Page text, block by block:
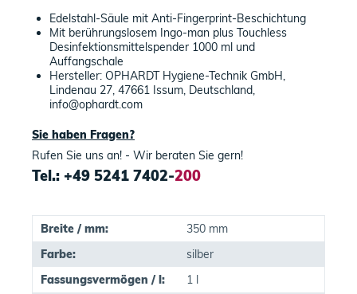
Edelstahl-Säule mit Anti-Fingerprint-Beschichtung
Mit berührungslosem Ingo-man plus Touchless
Desinfektionsmittelspender 1000 ml und
Auffangschale
Hersteller: OPHARDT Hygiene-Technik GmbH,
Lindenau 27, 47661 Issum, Deutschland,
info@ophardt.com
Sie haben Fragen?
Rufen Sie uns an! - Wir beraten Sie gern!
Tel.: +49 5241 7402-200
Breite / mm:
350 mm
Farbe:
silber
Fassungsvermögen / l:
1 l